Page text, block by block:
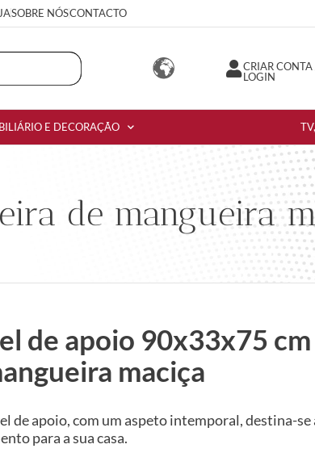
SOBRE NÓSCONTACTO
CRIAR
LOGIN
E DECORAÇÃO
de mangueira
de apoio 90x33x75
maciça
de apoio, com um aspeto intemporal, destina-se
para a sua casa.